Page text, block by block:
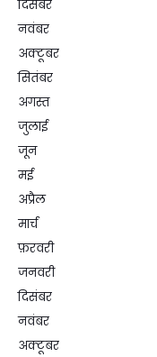
दिसंबर
नवंबर
अक्टूबर
सितंबर
अगस्त
जुलाई
जून
मई
अप्रैल
मार्च
फ़रवरी
जनवरी
दिसंबर
नवंबर
अक्टूबर